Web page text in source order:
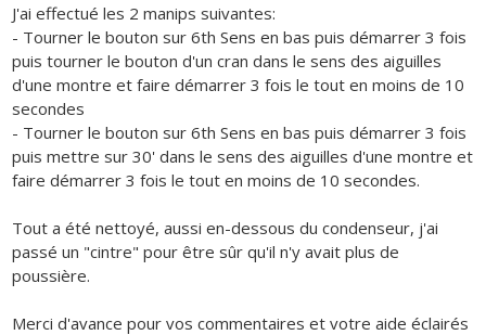
J'ai effectué les 2 manips suivantes:
- Tourner le bouton sur 6th Sens en bas puis démarrer 3 fois
puis tourner le bouton d'un cran dans le sens des aiguilles
d'une montre et faire démarrer 3 fois le tout en moins de 10
secondes
- Tourner le bouton sur 6th Sens en bas puis démarrer 3 fois
puis mettre sur 30' dans le sens des aiguilles d'une montre et
faire démarrer 3 fois le tout en moins de 10 secondes.
Tout a été nettoyé, aussi en-dessous du condenseur, j'ai
passé un "cintre" pour être sûr qu'il n'y avait plus de
poussière.
Merci d'avance pour vos commentaires et votre aide éclairés